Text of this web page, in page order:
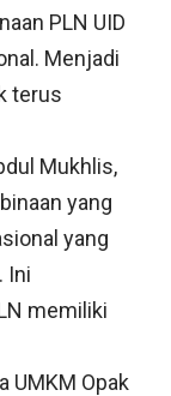
PLN UID
Menjadi
terus
Mukhlis,
yang
yang
Ini
memiliki
UMKM Opak